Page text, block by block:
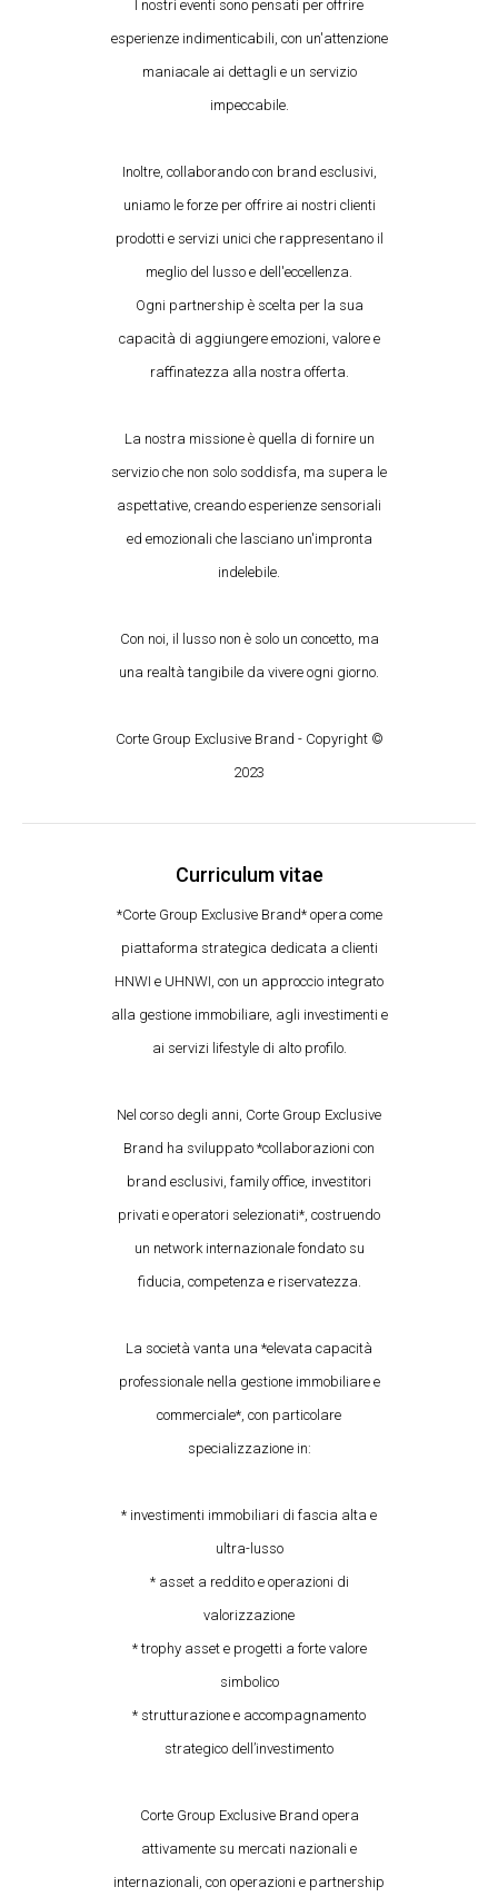
I nostri eventi sono pensati per offrire
esperienze indimenticabili, con un'attenzione
maniacale ai dettagli e un servizio
impeccabile.
Inoltre, collaborando con brand esclusivi,
uniamo le forze per offrire ai nostri clienti
prodotti e servizi unici che rappresentano il
meglio del lusso e dell'eccellenza.
Ogni partnership è scelta per la sua
capacità di aggiungere emozioni, valore e
raffinatezza alla nostra offerta.
La nostra missione è quella di fornire un
servizio che non solo soddisfa, ma supera le
aspettative, creando esperienze sensoriali
ed emozionali che lasciano un'impronta
indelebile.
Con noi, il lusso non è solo un concetto, ma
una realtà tangibile da vivere ogni giorno.
Corte Group Exclusive Brand - Copyright ©
2023
Curriculum vitae
*Corte Group Exclusive Brand* opera come
piattaforma strategica dedicata a clienti
HNWI e UHNWI, con un approccio integrato
alla gestione immobiliare, agli investimenti e
ai servizi lifestyle di alto profilo.
Nel corso degli anni, Corte Group Exclusive
Brand ha sviluppato *collaborazioni con
brand esclusivi, family office, investitori
privati e operatori selezionati*, costruendo
un network internazionale fondato su
fiducia, competenza e riservatezza.
La società vanta una *elevata capacità
professionale nella gestione immobiliare e
commerciale*, con particolare
specializzazione in:
* investimenti immobiliari di fascia alta e
ultra-lusso
* asset a reddito e operazioni di
valorizzazione
* trophy asset e progetti a forte valore
simbolico
* strutturazione e accompagnamento
strategico dell’investimento
Corte Group Exclusive Brand opera
attivamente su mercati nazionali e
internazionali, con operazioni e partnership